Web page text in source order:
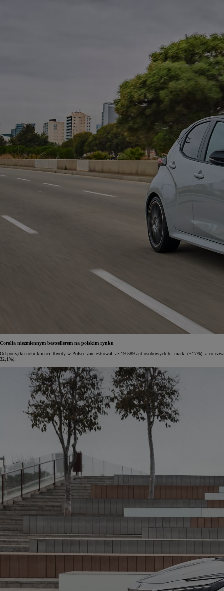
Corolla niezmiennym bestsellerem na polskim rynku
Od początku roku klienci Toyoty w Polsce zarejestrowali aż 19 589 aut osobowych tej marki (+17%), a co
32,1%).